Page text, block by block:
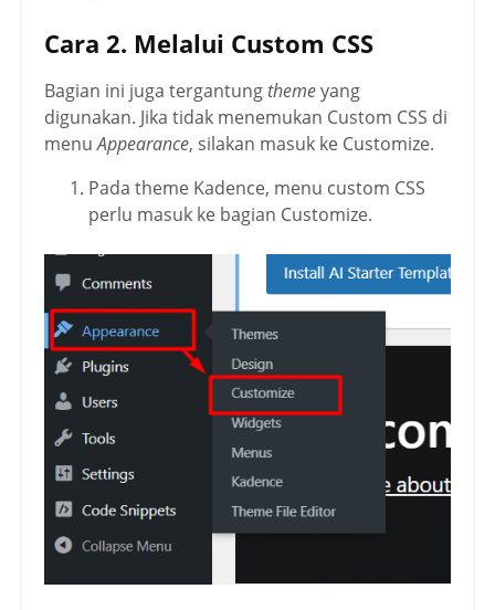
Cara 2. Melalui Custom CSS
Bagian ini juga tergantungthemeyang
digunakan. Jika tidak menemukan Custom CSS di
menuAppearance, silakan masuk ke Customize.
Pada theme Kadence, menu custom CSS
perlu masuk ke bagian Customize.